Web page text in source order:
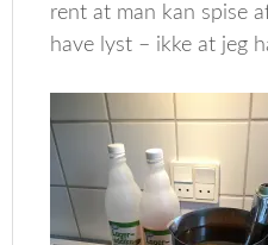
rent at man kan spise
have lyst – ikke at jeg